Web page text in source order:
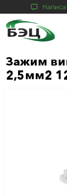
Зажим
2,5мм2